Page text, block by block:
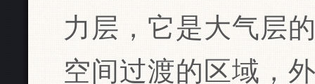
力层，它是大气层
空间过渡的区域，